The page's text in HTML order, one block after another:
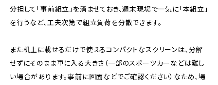
分担して「事前組立」を済ませておき、週末現場で一気に「本組立」
を行うなど、工夫次第で組立負荷を分散できます。
また机上に載せるだけで使えるコンパクトなスクリーンは、分解
せずにそのまま車に入る大きさ（一部のスポーツカーなどは難し
い場合があります。事前に図面などでご確認ください）なため、場